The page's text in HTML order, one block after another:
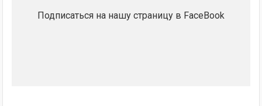
Подписаться на нашу страницу в FaceBook